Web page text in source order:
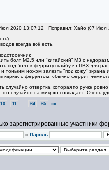
2020 13:07:12 · Поправил: Хайо (07 Июл
всегда всё есть.
болт М2,5 или "китайский" М3 с
под болт к ферриту шайбу из ПВХ для
тоньким ножом залезть "под кожу" экрана
каркас с ферритом, обычно феррит
случайно отвертка, которая по ручке
случайно на микрон совпадает. Очень
10 11 64 65 »»
зарегистрированные участники
» Пароль